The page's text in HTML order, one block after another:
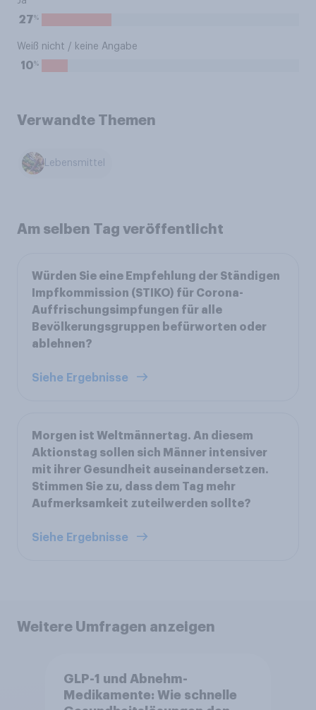
27%
Weiß nicht / keine Angabe
10%
Verwandte Themen
Lebensmittel
Am selben Tag veröffentlicht
Würden Sie eine Empfehlung der Ständigen
Impfkommission (STIKO) für Corona-
Auffrischungsimpfungen für alle
Bevölkerungsgruppen befürworten oder
ablehnen?
Siehe Ergebnisse
Morgen ist Weltmännertag. An diesem
Aktionstag sollen sich Männer intensiver
mit ihrer Gesundheit auseinandersetzen.
Stimmen Sie zu, dass dem Tag mehr
Aufmerksamkeit zuteilwerden sollte?
Siehe Ergebnisse
Weitere Umfragen anzeigen
GLP-1 und Abnehm-
Medikamente: Wie schnelle